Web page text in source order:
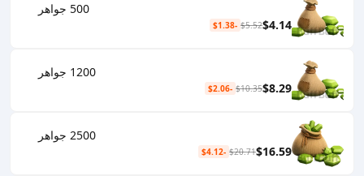
500 جواهر
$4.14
$5.52
-$1.38
1200 جواهر
$8.29
$10.35
-$2.06
2500 جواهر
$16.59
$20.71
-$4.12